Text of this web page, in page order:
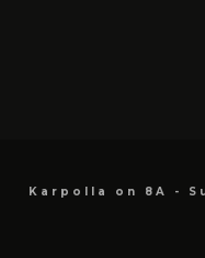
Karpolla on 8A -